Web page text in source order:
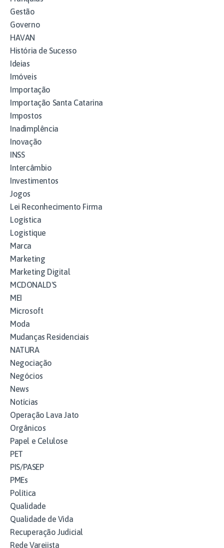
Gestão
Governo
HAVAN
História de Sucesso
Ideias
Imóveis
Importação
Importação Santa Catarina
Impostos
Inadimplência
Inovação
INSS
Intercâmbio
Investimentos
Jogos
Lei Reconhecimento Firma
Logística
Logistique
Marca
Marketing
Marketing Digital
MCDONALD'S
MEI
Microsoft
Moda
Mudanças Residenciais
NATURA
Negociação
Negócios
News
Notícias
Operação Lava Jato
Orgânicos
Papel e Celulose
PET
PIS/PASEP
PMEs
Política
Qualidade
Qualidade de Vida
Recuperação Judicial
Rede Varejista